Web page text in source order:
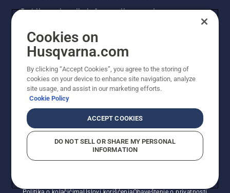
Dobijte najnovije informacije o novim
proizvodima, specijalnim ponudama i još mnogo
toga. Prijavite se na naš bilten ovdje.
Cookies on
Husqvarna.com
By clicking “Accept Cookies”, you agree to the storing of
cookies on your device to enhance site navigation, analyze
site usage, and assist in our marketing efforts.
Cookie Policy
ACCEPT COOKIES
DO NOT SELL OR SHARE MY PERSONAL
INFORMATION